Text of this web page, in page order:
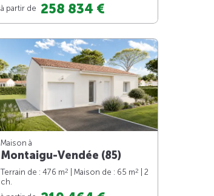
à partir de 258 834 €
Maison à
Montaigu-Vendée (85)
Terrain de : 476 m2 | Maison de : 65 m2
| 2
ch.